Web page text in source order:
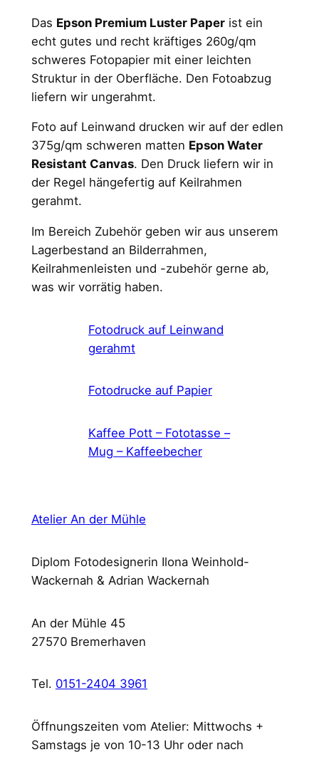
Das Epson Premium Luster Paperist ein
echt gutes und recht kräftiges 260g/qm
schweres Fotopapier mit einer leichten
Struktur in der Oberfläche. Den Fotoabzug
liefern wir ungerahmt.
Foto auf Leinwand drucken wir auf der edlen
375g/qm schweren matten Epson Water
Resistant Canvas. Den Druck liefern wir in
der Regel hängefertig auf Keilrahmen
gerahmt.
Im Bereich Zubehör geben wir aus unserem
Lagerbestand an Bilderrahmen,
Keilrahmenleisten und -zubehör gerne ab,
was wir vorrätig haben.
Fotodruck auf Leinwand
gerahmt
Fotodrucke auf Papier
Kaffee Pott – Fototasse –
Mug – Kaffeebecher
Atelier An der Mühle
Diplom Fotodesignerin Ilona Weinhold-
Wackernah & Adrian Wackernah
An der Mühle 45
27570 Bremerhaven
Tel. 0151-2404 3961
Öffnungszeiten vom Atelier: Mittwochs +
Samstags je von 10-13 Uhr oder nach